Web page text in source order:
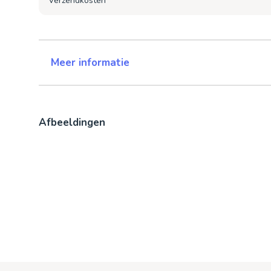
Meer informatie
Afbeeldingen